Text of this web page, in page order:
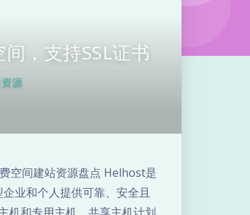
浅阴影 深阴影
，支持SSL证书
源
空间建站资源盘点 Helhost是
业和个人提供可靠、安全且